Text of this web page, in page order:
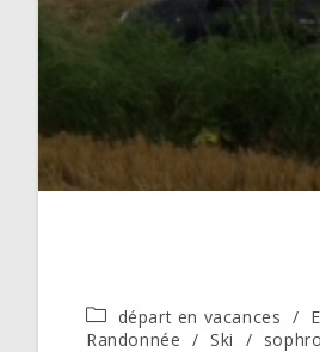
Post
category:
départ en vacances /
Randonnée / Ski /